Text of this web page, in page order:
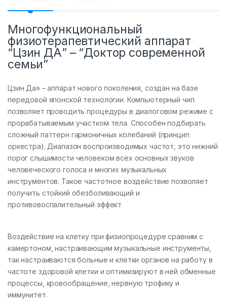
Многофункциональный
физиотерапевтический аппарат
“Цзин ДА” – “Доктор современной
семьи”
Цзин Да» – аппарат нового поколения, создан на базе
передовой японской технологии. Компьютерный чип
позволяет проводить процедуры в диалоговом режиме с
прорабатываемым участком тела. Способен подбирать
сложный паттерн гармоничных колебаний (принцип
оркестра). Диапазон воспроизводимых частот, это нижний
порог слышимости человеком всех основных звуков
человеческого голоса и многих музыкальных
инструментов. Такое частотное воздействие позволяет
получить стойкий обезболивающий и
противовоспалительный эффект
Воздействие на клетку при физиопроцедуре сравним с
камертоном, настраивающим музыкальные инструменты,
так настраиваются больные и клетки органов на работу в
частоте здоровой клетки и оптимизируют в ней обменные
процессы, кровообращение, нервную трофику и
иммунитет.